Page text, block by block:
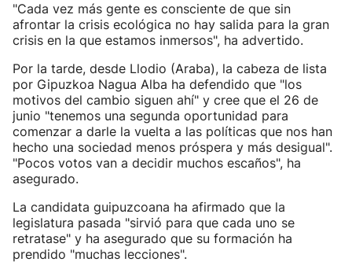
"Cada vez más gente es consciente de que sin
afrontar la crisis ecológica no hay salida para la gran
crisis en la que estamos inmersos", ha advertido.
Por la tarde, desde Llodio (Araba), la cabeza de lista
por Gipuzkoa Nagua Alba ha defendido que "los
motivos del cambio siguen ahí" y cree que el 26 de
junio "tenemos una segunda oportunidad para
comenzar a darle la vuelta a las políticas que nos han
hecho una sociedad menos próspera y más desigual".
"Pocos votos van a decidir muchos escaños", ha
asegurado.
La candidata guipuzcoana ha afirmado que la
legislatura pasada "sirvió para que cada uno se
retratase" y ha asegurado que su formación ha
prendido "muchas lecciones".